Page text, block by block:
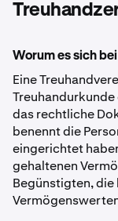
Worum es sich
Eine
das rechtliche
benennt die
eingerichtet
gehaltenen
Begünstigten,